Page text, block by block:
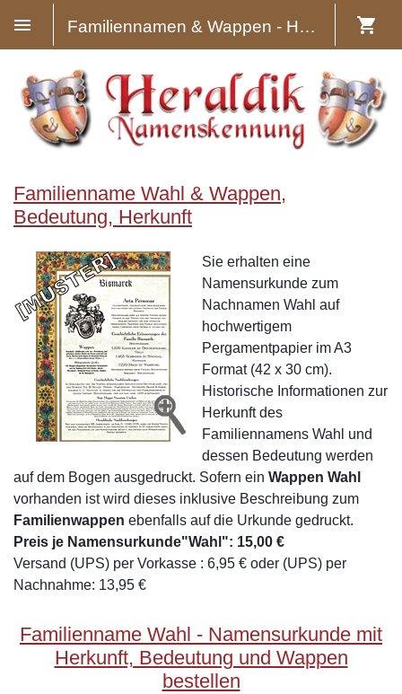
Familiennamen & Wappen - Heraldik
Familienname Wahl & Wappen,
Bedeutung, Herkunft
Sie erhalten eine
Namensurkunde zum
Nachnamen Wahl auf
hochwertigem
Pergamentpapier im A3
Format (42 x 30 cm).
Historische Informationen zur
Herkunft des
Familiennamens Wahl und
dessen Bedeutung werden
auf dem Bogen ausgedruckt. Sofern ein Wappen Wahl
vorhanden ist wird dieses inklusive Beschreibung zum
Familienwappen ebenfalls auf die Urkunde gedruckt.
Preis je Namensurkunde"Wahl": 15,00 €
Versand (UPS) per Vorkasse : 6,95 € oder (UPS) per
Nachnahme: 13,95 €
Familienname Wahl - Namensurkunde mit
Herkunft, Bedeutung und Wappen
bestellen